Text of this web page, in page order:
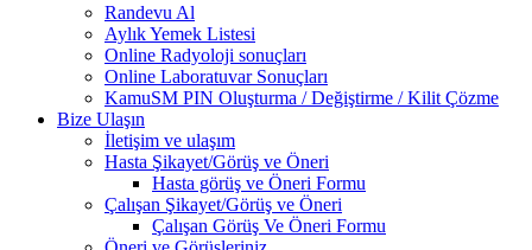
Randevu Al
Aylık Yemek Listesi
Online Radyoloji sonuçları
Online Laboratuvar Sonuçları
KamuSM PIN Oluşturma / Değiştirme / Kilit Çözme
Bize Ulaşın
İletişim ve ulaşım
Hasta Şikayet/Görüş ve Öneri
Hasta görüş ve Öneri Formu
Çalışan Şikayet/Görüş ve Öneri
Çalışan Görüş Ve Öneri Formu